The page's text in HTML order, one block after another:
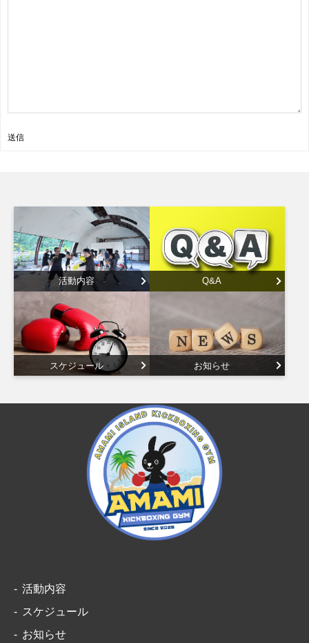
送信
活動内容 Q&A
スケジュール お知らせ
活動内容
スケジュール
お知らせ